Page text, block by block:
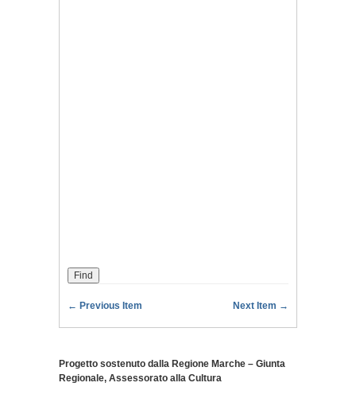
← Previous Item Next Item →
Progetto sostenuto dalla Regione Marche – Giunta
Regionale, Assessorato alla Cultura